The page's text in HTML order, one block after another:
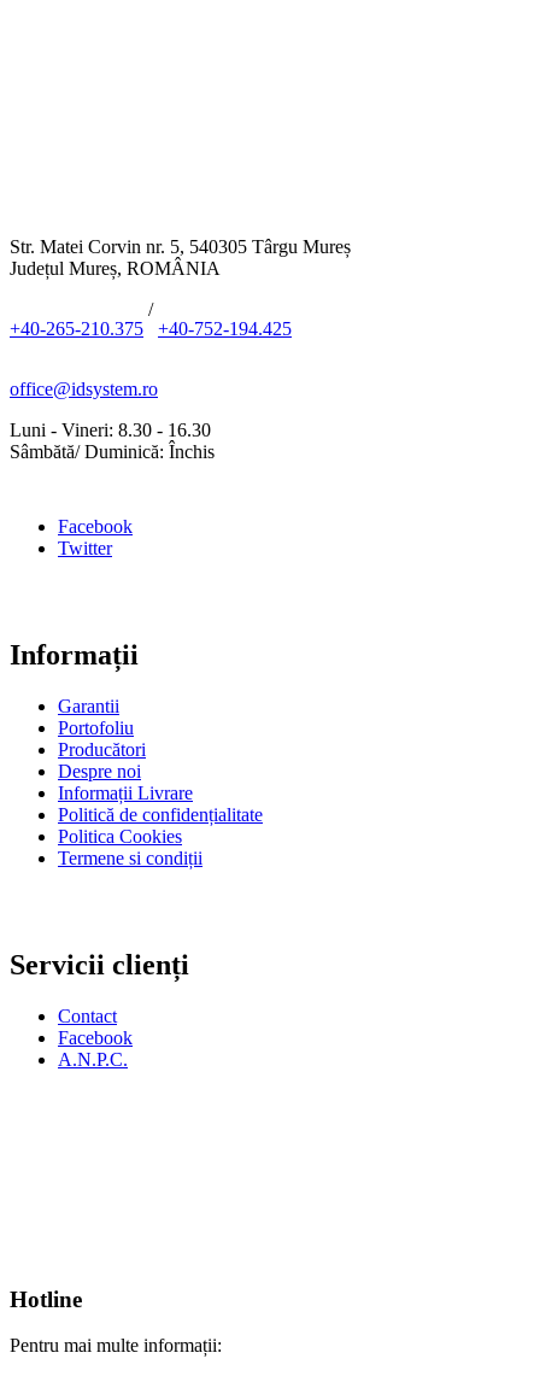
Str. Matei Corvin nr. 5, 540305 Târgu Mureș
Județul Mureș, ROMÂNIA
+40-265-210.375
/
+40-752-194.425
office@idsystem.ro
Luni - Vineri: 8.30 - 16.30
Sâmbătă/ Duminică: Închis
Facebook
Twitter
Informații
Garantii
Portofoliu
Producători
Despre noi
Informații Livrare
Politică de confidențialitate
Politica Cookies
Termene si condiții
Servicii clienți
Contact
Facebook
A.N.P.C.
Hotline
Pentru mai multe informații: